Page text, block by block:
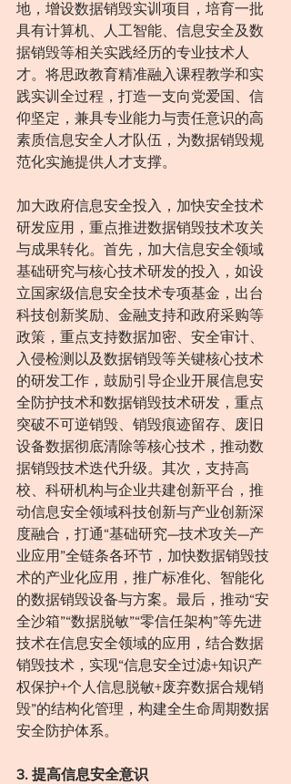
地，增设数据销毁实训项目，培育一批
具有计算机、人工智能、信息安全及数
据销毁等相关实践经历的专业技术人
才。将思政教育精准融入课程教学和实
践实训全过程，打造一支向党爱国、信
仰坚定，兼具专业能力与责任意识的高
素质信息安全人才队伍，为数据销毁规
范化实施提供人才支撑。
加大政府信息安全投入，加快安全技术
研发应用，重点推进数据销毁技术攻关
与成果转化。首先，加大信息安全领域
基础研究与核心技术研发的投入，如设
立国家级信息安全技术专项基金，出台
科技创新奖励、金融支持和政府采购等
政策，重点支持数据加密、安全审计、
入侵检测以及数据销毁等关键核心技术
的研发工作，鼓励引导企业开展信息安
全防护技术和数据销毁技术研发，重点
突破不可逆销毁、销毁痕迹留存、废旧
设备数据彻底清除等核心技术，推动数
据销毁技术迭代升级。其次，支持高
校、科研机构与企业共建创新平台，推
动信息安全领域科技创新与产业创新深
度融合，打通“基础研究—技术攻关—产
业应用”全链条各环节，加快数据销毁技
术的产业化应用，推广标准化、智能化
的数据销毁设备与方案。最后，推动“安
全沙箱”“数据脱敏”“零信任架构”等先进
技术在信息安全领域的应用，结合数据
销毁技术，实现“信息安全过滤+知识产
权保护+个人信息脱敏+废弃数据合规销
毁”的结构化管理，构建全生命周期数据
安全防护体系。
3. 提高信息安全意识